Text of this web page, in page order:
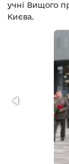
учні Вищого
Києва.